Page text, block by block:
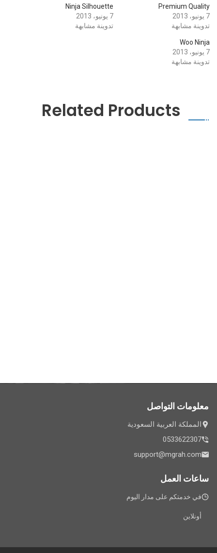
Premium Quality
7 يونيو، 2013
تدوينة مشابهة
Ninja Silhouette
7 يونيو، 2013
تدوينة مشابهة
Woo Ninja
7 يونيو، 2013
تدوينة مشابهة
Related Products
معلومات التواصل
المملكة العربية السعودية
0533622307
support@mgrah.com
ساعات العمل
في خدمتكم على مدار اليوم
أونلاين